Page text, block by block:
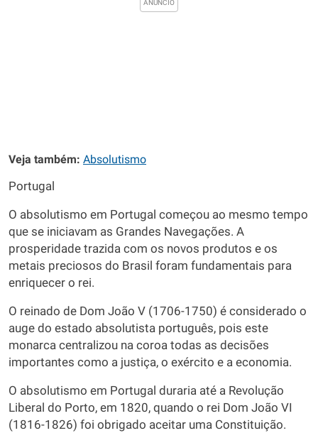
Veja também: Absolutismo
Portugal
O absolutismo em Portugal começou ao mesmo tempo
que se iniciavam as Grandes Navegações. A
prosperidade trazida com os novos produtos e os
metais preciosos do Brasil foram fundamentais para
enriquecer o rei.
O reinado de Dom João V (1706-1750) é considerado o
auge do estado absolutista português, pois este
monarca centralizou na coroa todas as decisões
importantes como a justiça, o exército e a economia.
O absolutismo em Portugal duraria até a Revolução
Liberal do Porto, em 1820, quando o rei Dom João VI
(1816-1826) foi obrigado aceitar uma Constituição.